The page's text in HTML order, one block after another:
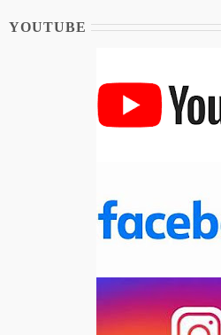
YOUTUBE